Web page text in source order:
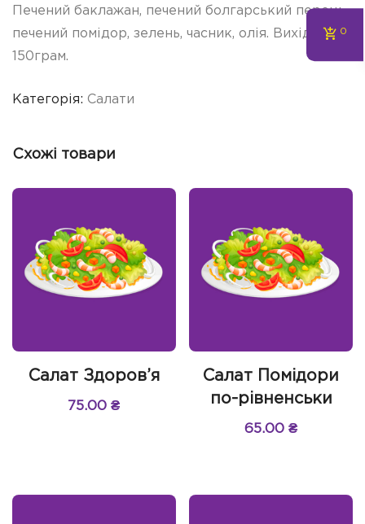
Печений баклажан, печений болгарський перець,
печений помідор, зелень, часник, олія. Вихід –
150грам.
Категорія: Салати
Схожі товари
Салат Здоров’я
75.00₴
Салат Помідори
по-рівненськи
65.00₴
0